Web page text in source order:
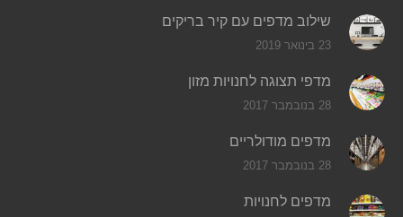
שילוב מדפים עם קיר בריקים
23 בינואר 2019
מדפי תצוגה לחנויות מזון
28 בנובמבר 2017
מדפים מודולריים
28 בנובמבר 2017
מדפים לחנויות